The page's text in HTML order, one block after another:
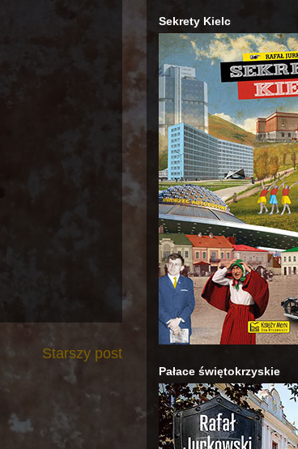
Starszy post
Sekrety Kielc
Pałace świętokrzyskie